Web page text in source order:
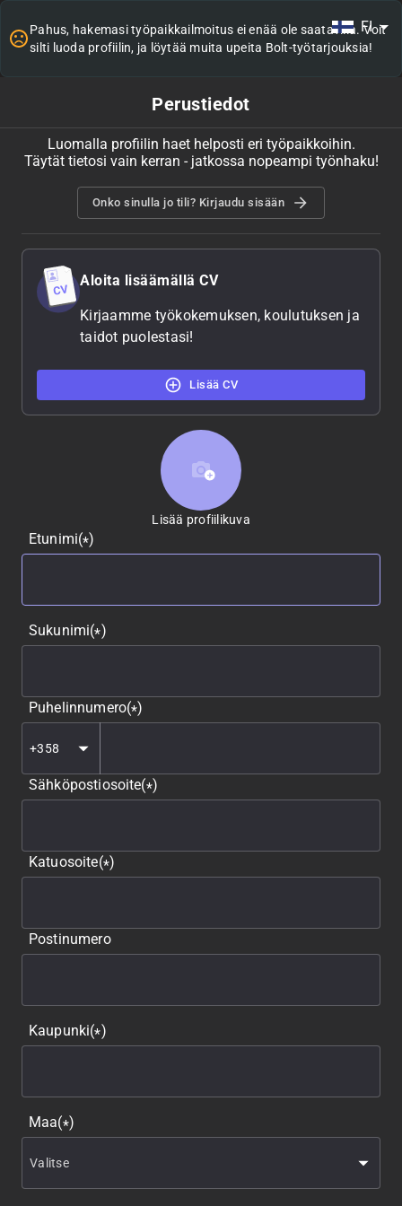
FI
Pahus, hakemasi työpaikkailmoitus ei enää ole saatavilla. Voit
silti luoda profiilin, ja löytää muita upeita Bolt-työtarjouksia!
Perustiedot
Luomalla profiilin haet helposti eri työpaikkoihin.
Täytät tietosi vain kerran - jatkossa nopeampi työnhaku!
Onko sinulla jo tili? Kirjaudu sisään
Aloita lisäämällä CV
Kirjaamme työkokemuksen, koulutuksen ja
taidot puolestasi!
Lisää CV
Lisää profiilikuva
Lisää profiilikuva
Etunimi(*)
Sukunimi(*)
Puhelinnumero(*)
Sähköpostiosoite(*)
Katuosoite(*)
Postinumero
Kaupunki(*)
Maa(*)